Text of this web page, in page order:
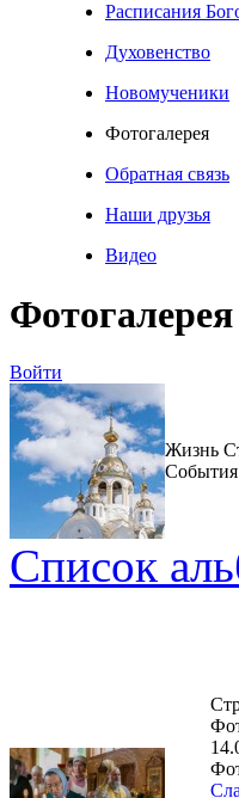
Расписания
Духовенство
Новомученики
Фотогалерея
Обратная связь
Наши друзья
Видео
Фотогалерея
Войти
Жизнь
Список